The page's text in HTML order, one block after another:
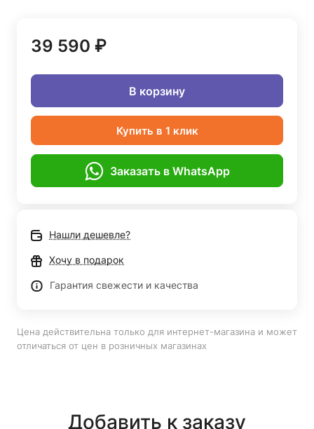
39 590 ₽
В корзину
Купить в 1 клик
Заказать в WhatsApp
Нашли дешевле?
Хочу в подарок
Гарантия свежести и качества
Цена действительна только для интернет-магазина и может
отличаться от цен в розничных магазинах
Добавить к заказу